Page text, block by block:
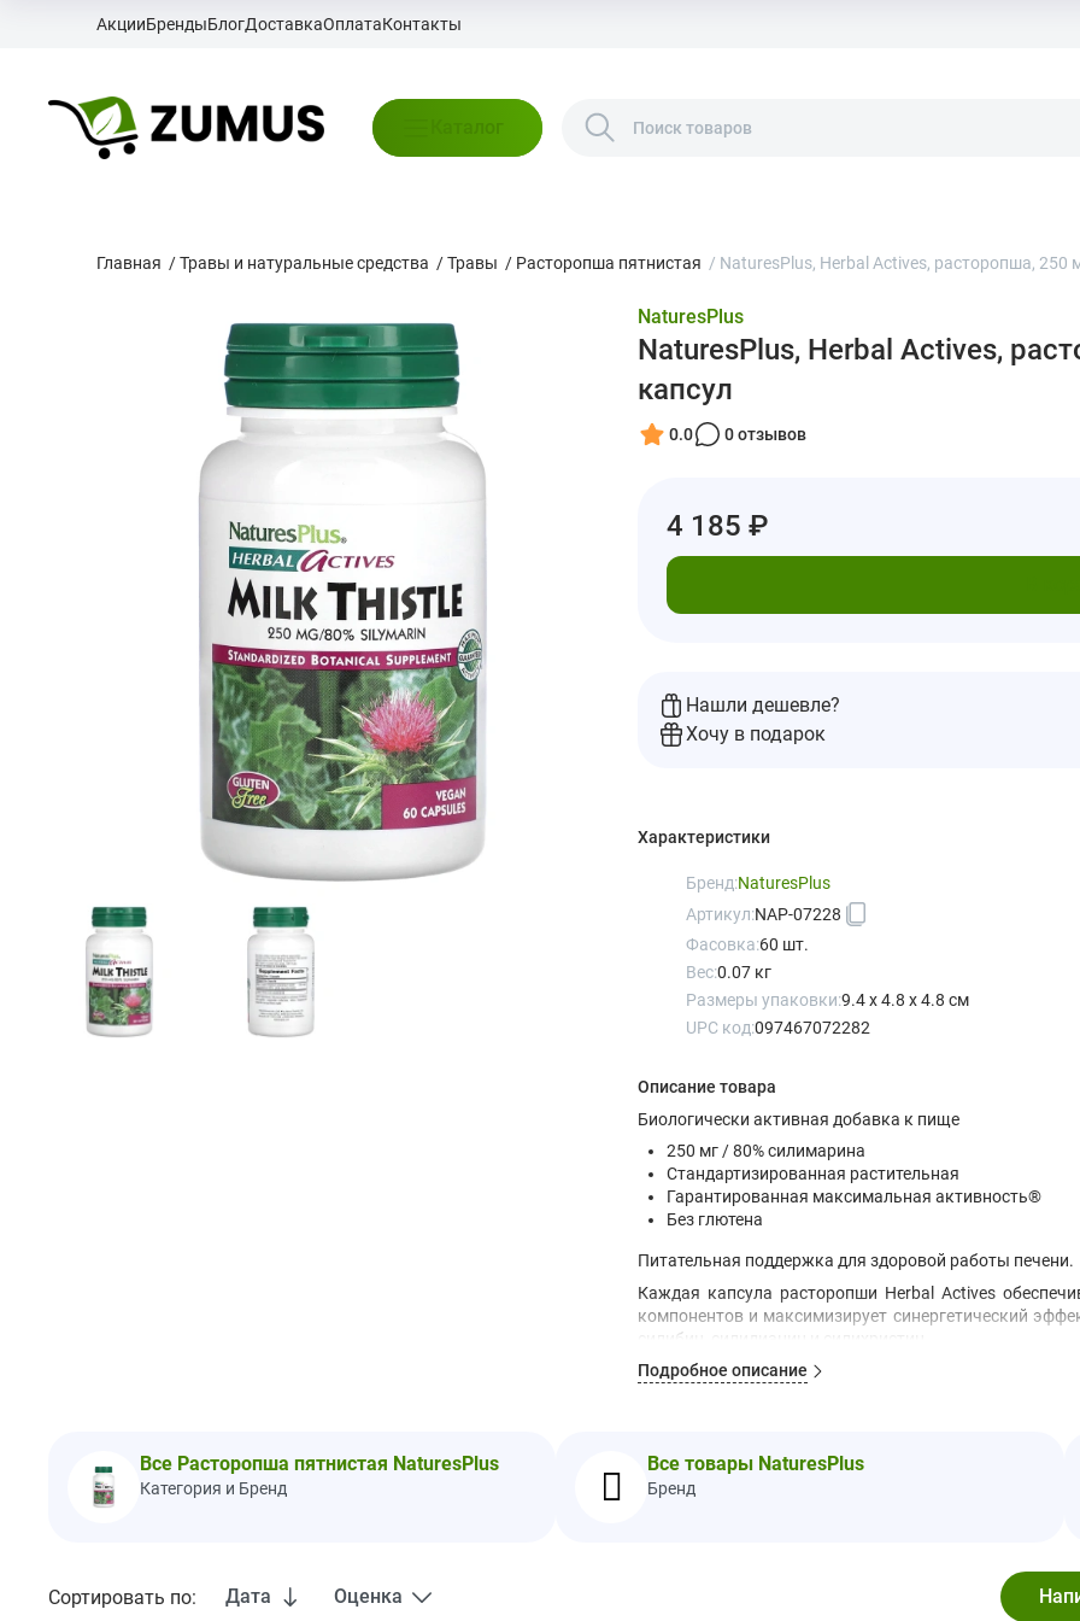
АкцииБрендыБлогДоставкаОплатаКонтакты
Каталог
Главная /Травы и натуральные средства /Травы / Расторопша пятнистая / NaturesPlus, Herbal Actives, расторопша, 250
NaturesPlus
NaturesPlus, Herbal Actives,
капсул
0.0 0 отзывов
4 185 ₽
Нашли дешевле?
Хочу в подарок
Характеристики
Бренд:NaturesPlus
Артикул:NAP-07228
Фасовка:60 шт.
Вес:0.07 кг
Размеры упаковки:9.4 x 4.8 x 4.8 см
UPC код:097467072282
Описание товара
Биологически активная добавка к пище
250 мг / 80% силимарина
Стандартизированная растительная
Гарантированная максимальная активность®
Без глютена
Питательная поддержка для здоровой работы печени.
Каждая капсула расторопши Herbal Actives
компонентов и максимизирует синергетический
силибин, силидианин и силихристин.
Гарантия максимальной эффективности.
В качестве пищевой добавки принимать по 1 капсуле
Ингредиенты
Не содержит искусственных красителей и
Законе США о пищевых аллергенах и защите прав
Подробное описание
Все Расторопша пятнистая NaturesPlus
Категория и Бренд
Все товары NaturesPlus
Бренд
Сортировать по: Дата Оценка